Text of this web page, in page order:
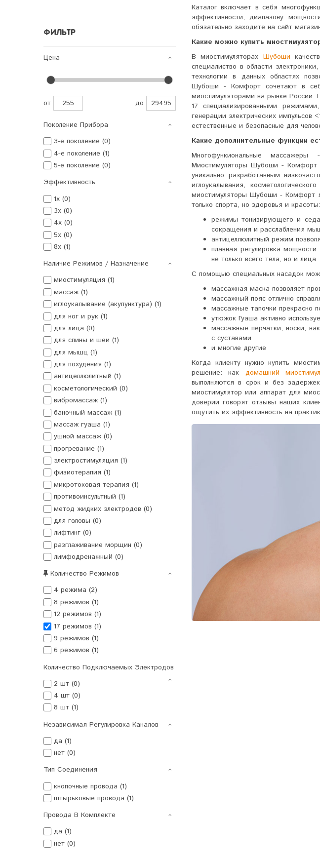
ФИЛЬТР
Цена
от до
Поколение Прибора
3-е поколение (0)
4-е поколение (1)
5-е поколение (0)
Эффективность
1x (0)
3x (0)
4x (0)
5x (0)
8x (1)
Наличие Режимов / Назначение
миостимуляция (1)
массаж (1)
иглоукалывание (акупунктура) (1)
для ног и рук (1)
для лица (0)
для спины и шеи (1)
для мышц (1)
для похудения (1)
антицеллюлитный (1)
косметологический (0)
вибромассаж (1)
баночный массаж (1)
массаж гуаша (1)
ушной массаж (0)
прогревание (1)
электростимуляция (1)
физиотерапия (1)
микротоковая терапия (1)
противоинсультный (1)
метод жидких электродов (0)
для головы (0)
лифтинг (0)
разглаживание морщин (0)
лимфодренажный (0)
Количество Режимов
4 режима (2)
8 режимов (1)
12 режимов (1)
17 режимов (1)
9 режимов (1)
6 режимов (1)
Количество Подключаемых Электродов
2 шт (0)
4 шт (0)
8 шт (1)
Независимая Регулировка Каналов
да (1)
нет (0)
Тип Соединения
кнопочные провода (1)
штырьковые провода (1)
Провода В Комплекте
да (1)
нет (0)
Каталог включает в себя
эффективности, диапазону
обязательно заходите на сайт
Какие можно купить
В миостимуляторах Шубоши
специалиство в области
технологии в данных областях
Шубоши - Комфорт сочетают в
миостимуляторами на рынке
17 специализированными
генерации электрических импульсов
естественные и безопасные для
Какие дополнительные функции
Многофункиональные
Миостимуляторы Шубоши - Комфорт
уникально разработанным
иглоукалывания,
миостимуляторы Шубоши - Комфорт
только спорта, но здоровья и красоты:
режимы тонизирующего и
сокращения и расслабления
антицеллюлитный режим
плавная регулировка мощности
не только всего тела, но и лица
С помощью специальных насадок
массажная маска позволяет
массажный пояс отлично
массажные тапочки прекрасно
утюжок Гуаша активно
массажные перчатки, носки,
с суставами
и многие другие
Когда клиенту нужно купить
решение: как домашний
выполняются в срок и без
миостимулятор или аппарат для
доверии говорят отзывы наших
ощутить их эффективность на